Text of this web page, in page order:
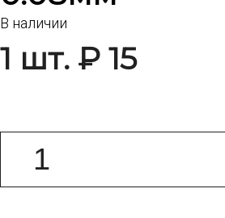
В наличии
1 шт. ₽ 15